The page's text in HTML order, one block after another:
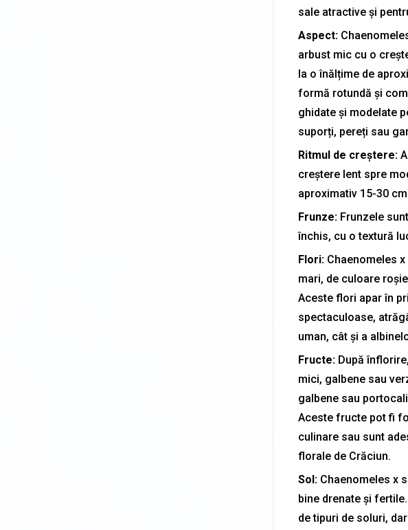
sale atractive și
Aspect:
arbust mic cu o
la o înălțime de
formă rotundă și
ghidate și modelate
suporți, pereți sau
Ritmul de creștere:
creștere lent spre
aproximativ 15-30
Frunze:Frunzele
închis, cu o textură
Flori:Chaenomeles x
mari, de culoare
Aceste flori apar în
spectaculoase,
uman, cât și a
Fructe:După
mici, galbene sau
galbene sau
Aceste fructe pot fi
culinare sau sunt
florale de Crăciun.
Sol:Chaenomeles x
bine drenate și
de tipuri de soluri,